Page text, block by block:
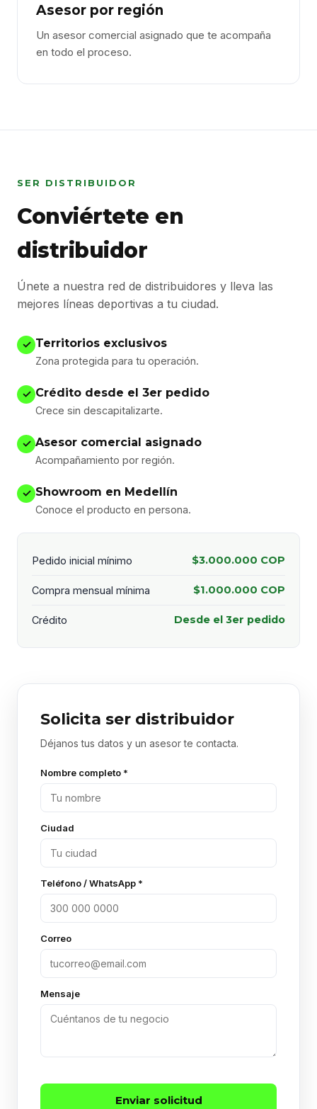
Asesor por región
Un asesor comercial asignado que te acompaña
en todo el proceso.
SER DISTRIBUIDOR
Conviértete en
distribuidor
Únete a nuestra red de distribuidores y lleva las
mejores líneas deportivas a tu ciudad.
✓ Territorios exclusivos
Zona protegida para tu operación.
✓ Crédito desde el 3er pedido
Crece sin descapitalizarte.
✓ Asesor comercial asignado
Acompañamiento por región.
✓ Showroom en Medellín
Conoce el producto en persona.
Pedido inicial mínimo $3.000.000 COP
Compra mensual mínima $1.000.000 COP
Crédito Desde el 3er pedido
Solicita ser distribuidor
Déjanos tus datos y un asesor te contacta.
Nombre completo *
Ciudad
Teléfono / WhatsApp *
Correo
Mensaje
Enviar solicitud